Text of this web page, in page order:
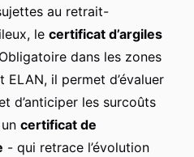
au retrait-
le certificat d’argiles
dans les zones
il permet d’évaluer
d’anticiper les surcoûts
certificat de
- qui retrace l’évolution